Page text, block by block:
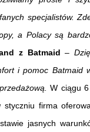
specjalistów.
a Polacy są
z Batmaid –
i pomoc Batmaid
W ciągu
styczniu firma
jasnych